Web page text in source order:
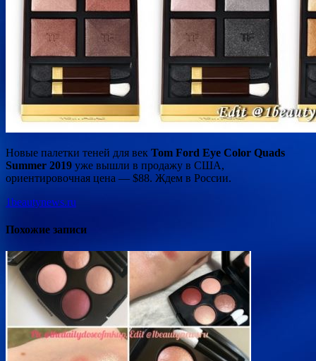
Новые палетки теней для век Tom Ford Eye Color Quads
Summer 2019 уже вышли в продажу в США,
ориентировочная цена — $88. Ждем в России.
1beautynews.ru
Похожие записи